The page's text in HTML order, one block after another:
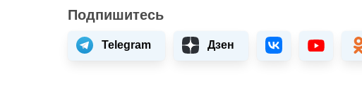
Подпишитесь
Telegram Дзен